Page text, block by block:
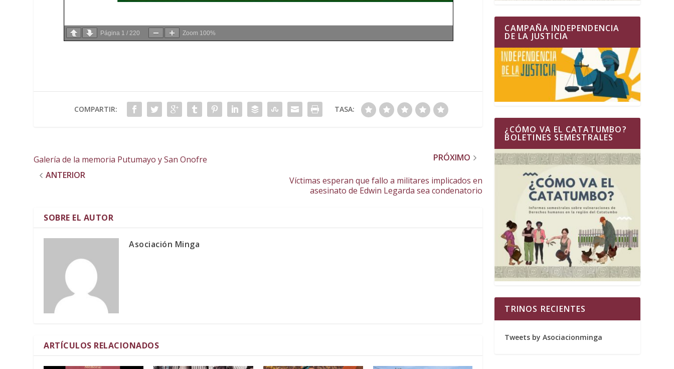
Página 1 /220 Zoom 100%
COMPARTIR: TASA:
Galería de la memoria Putumayo y San Onofre
ANTERIOR
PRÓXIMO
Víctimas esperan que fallo a militares implicados en
asesinato de Edwin Legarda sea condenatorio
SOBRE EL AUTOR
Asociación Minga
ARTÍCULOS RELACIONADOS
CAMPAÑA INDEPENDENCIA
DE LA JUSTICIA
¿CÓMO VA EL CATATUMBO?
BOLETINES SEMESTRALES
TRINOS RECIENTES
Tweets by Asociacionminga